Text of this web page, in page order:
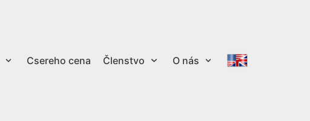
Csereho cena Členstvo O nás